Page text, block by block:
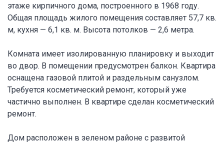
этаже кирпичного дома, построенного в 1968 году.
Общая площадь жилого помещения составляет 57,7 кв.
м, кухня — 6,1 кв. м. Высота потолков — 2,6 метра.
Комната имеет изолированную планировку и выходит
во двор. В помещении предусмотрен балкон. Квартира
оснащена газовой плитой и раздельным санузлом.
Требуется косметический ремонт, который уже
частично выполнен. В квартире сделан косметический
ремонт.
Дом расположен в зеленом районе с развитой